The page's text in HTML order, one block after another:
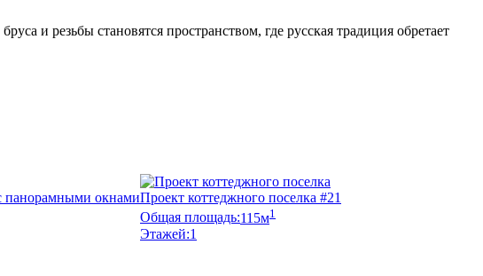
и резьбы становятся пространством, где русская традиция обретает
панорамными окнамиПроект коттеджного поселка #21
Общая площадь:115м1
Этажей:1